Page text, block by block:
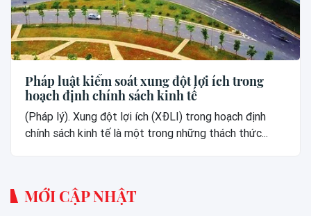
Pháp luật kiểm soát xung đột lợi ích trong
hoạch định chính sách kinh tế
(Pháp lý). Xung đột lợi ích (XĐLI) trong hoạch định
chính sách kinh tế là một trong những thách thức...
MỚI CẬP NHẬT